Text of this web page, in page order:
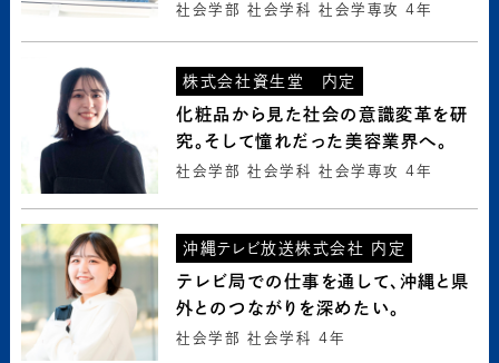
社会学部 社会学科 社会学専攻 4年
株式会社資生堂 内定
化粧品から見た社会の意識変革を研
究。そして憧れだった美容業界へ。
社会学部 社会学科 社会学専攻 4年
沖縄テレビ放送株式会社 内定
テレビ局での仕事を通して、沖縄と県
外とのつながりを深めたい。
社会学部 社会学科 4年